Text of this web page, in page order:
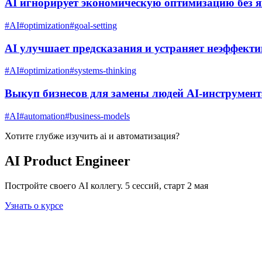
AI игнорирует экономическую оптимизацию без
#AI#optimization#goal-setting
AI улучшает предсказания и устраняет
#AI#optimization#systems-thinking
Выкуп бизнесов для замены людей AI-
#AI#automation#business-models
Хотите глубже изучить ai и автоматизация?
AI Product Engineer
Постройте своего AI коллегу. 5 сессий, старт 2 мая
Узнать о курсе